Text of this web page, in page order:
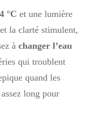
°C et une lumière
la clarté stimulent,
à changer l’eau
qui troublent
quand les
assez long pour